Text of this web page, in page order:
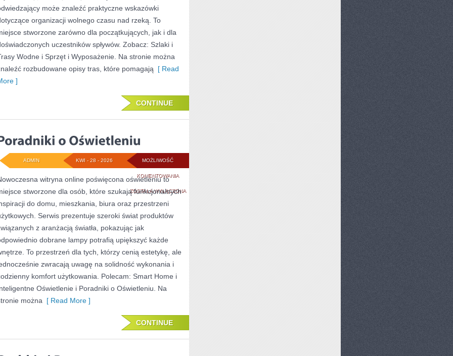
może znaleźć praktyczne wskazówki
organizacji wolnego czasu nad rzeką. To
stworzone zarówno dla początkujących, jak i dla
uczestników spływów. Zobacz: Szlaki i
Wodne i Sprzęt i Wyposażenie. Na stronie można
rozbudowane opisy tras, które pomagają [ Read
]
CONTINUE
MOŻLIWOŚĆ
KOMENTOWANIAPORADNIKI
O
OŚWIETLENIU
ZOSTAŁA WYŁĄCZONA
KWI - 28 - 2026
ADMIN
witryna online poświęcona oświetleniu to
stworzone dla osób, które szukają funkcjonalnych
do domu, mieszkania, biura oraz przestrzeni
Serwis prezentuje szeroki świat produktów
z aranżacją światła, pokazując jak
dobrane lampy potrafią upiększyć każde
To przestrzeń dla tych, którzy cenią estetykę, ale
zwracają uwagę na solidność wykonania i
komfort użytkowania. Polecam: Smart Home i
Oświetlenie i Poradniki o Oświetleniu. Na
można [ Read More ]
CONTINUE